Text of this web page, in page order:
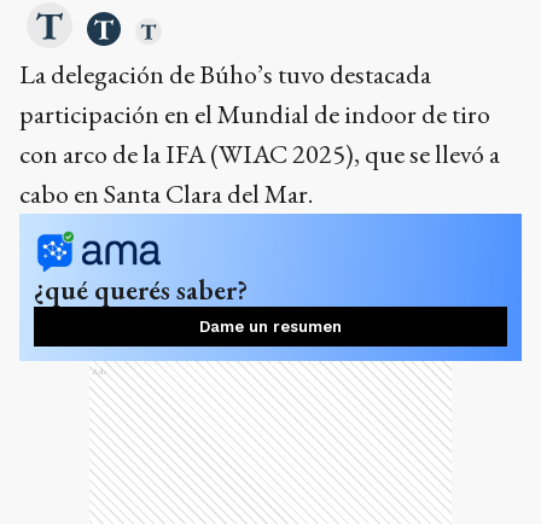
La delegación de Búho’s tuvo destacada
participación en el Mundial de indoor de tiro
con arco de la IFA (WIAC 2025), que se llevó a
cabo en Santa Clara del Mar.
¿qué querés saber?
Dame un resumen
Ads